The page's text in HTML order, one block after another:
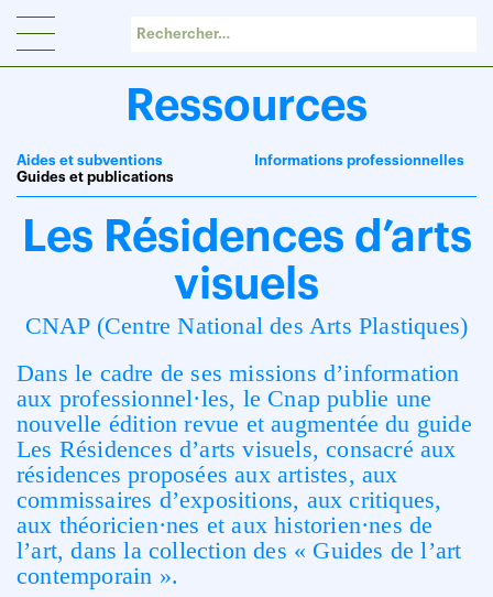
Ressources
Aides et subventions
Guides et publications
Informations professionnelles
Les Résidences d’arts
visuels
CNAP (Centre National des Arts Plastiques)
Dans le cadre de ses missions d’information
aux professionnel·les, le Cnap publie une
nouvelle édition revue et augmentée du guide
Les Résidences d’arts visuels, consacré aux
résidences proposées aux artistes, aux
commis­saires d’expositions, aux critiques,
aux théoricien·nes et aux historien·nes de
l’art, dans la collection des « Guides de l’art
contemporain ».